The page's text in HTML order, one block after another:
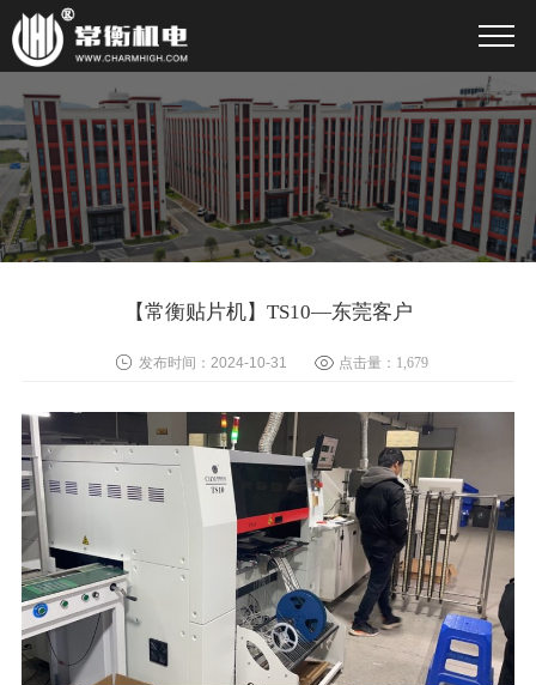
【常衡贴片机】TS10—东莞客户
发布时间：2024-10-31 点击量： 1,679